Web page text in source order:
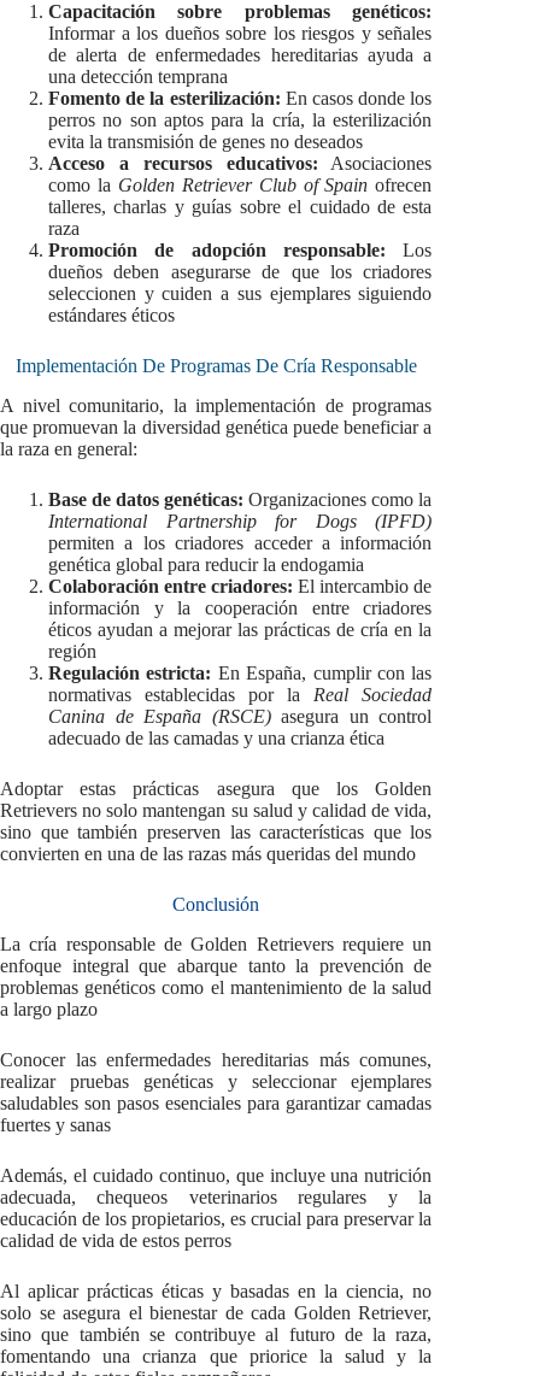
Capacitación sobre problemas genéticos:
Informar a los dueños sobre los riesgos y señales
de alerta de enfermedades hereditarias ayuda a
una detección temprana
Fomento de la esterilización: En casos donde los
perros no son aptos para la cría, la esterilización
evita la transmisión de genes no deseados
Acceso a recursos educativos: Asociaciones
como la Golden Retriever Club of Spain ofrecen
talleres, charlas y guías sobre el cuidado de esta
raza
Promoción de adopción responsable: Los
dueños deben asegurarse de que los criadores
seleccionen y cuiden a sus ejemplares siguiendo
estándares éticos
Implementación De Programas De Cría Responsable
A nivel comunitario, la implementación de programas
que promuevan la diversidad genética puede beneficiar a
la raza en general:
Base de datos genéticas: Organizaciones como la
International Partnership for Dogs (IPFD)
permiten a los criadores acceder a información
genética global para reducir la endogamia
Colaboración entre criadores: El intercambio de
información y la cooperación entre criadores
éticos ayudan a mejorar las prácticas de cría en la
región
Regulación estricta: En España, cumplir con las
normativas establecidas por la Real Sociedad
Canina de España (RSCE)asegura un control
adecuado de las camadas y una crianza ética
Adoptar estas prácticas asegura que los Golden
Retrievers no solo mantengan su salud y calidad de vida,
sino que también preserven las características que los
convierten en una de las razas más queridas del mundo
Conclusión
La cría responsable de Golden Retrievers requiere un
enfoque integral que abarque tanto la prevención de
problemas genéticos como el mantenimiento de la salud
a largo plazo
Conocer las enfermedades hereditarias más comunes,
realizar pruebas genéticas y seleccionar ejemplares
saludables son pasos esenciales para garantizar camadas
fuertes y sanas
Además, el cuidado continuo, que incluye una nutrición
adecuada, chequeos veterinarios regulares y la
educación de los propietarios, es crucial para preservar la
calidad de vida de estos perros
Al aplicar prácticas éticas y basadas en la ciencia, no
solo se asegura el bienestar de cada Golden Retriever,
sino que también se contribuye al futuro de la raza,
fomentando una crianza que priorice la salud y la